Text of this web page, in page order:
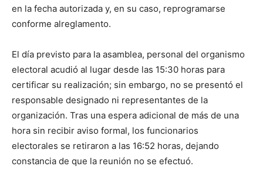
en la fecha autorizada y, en su caso, reprogramarse
conforme alreglamento.
El día previsto para la asamblea, personal del organismo
electoral acudió al lugar desde las 15:30 horas para
certificar su realización; sin embargo, no se presentó el
responsable designado ni representantes de la
organización. Tras una espera adicional de más de una
hora sin recibir aviso formal, los funcionarios
electorales se retiraron a las 16:52 horas, dejando
constancia de que la reunión no se efectuó.